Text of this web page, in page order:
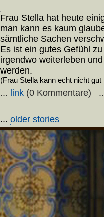
Frau Stella hat heute
man kann es kaum
sämtliche Sachen
Es ist ein gutes Gefühl
irgendwo weiterleben
werden.
(Frau Stella kann echt nicht gut
... link (0 Kommentare)
... older stories